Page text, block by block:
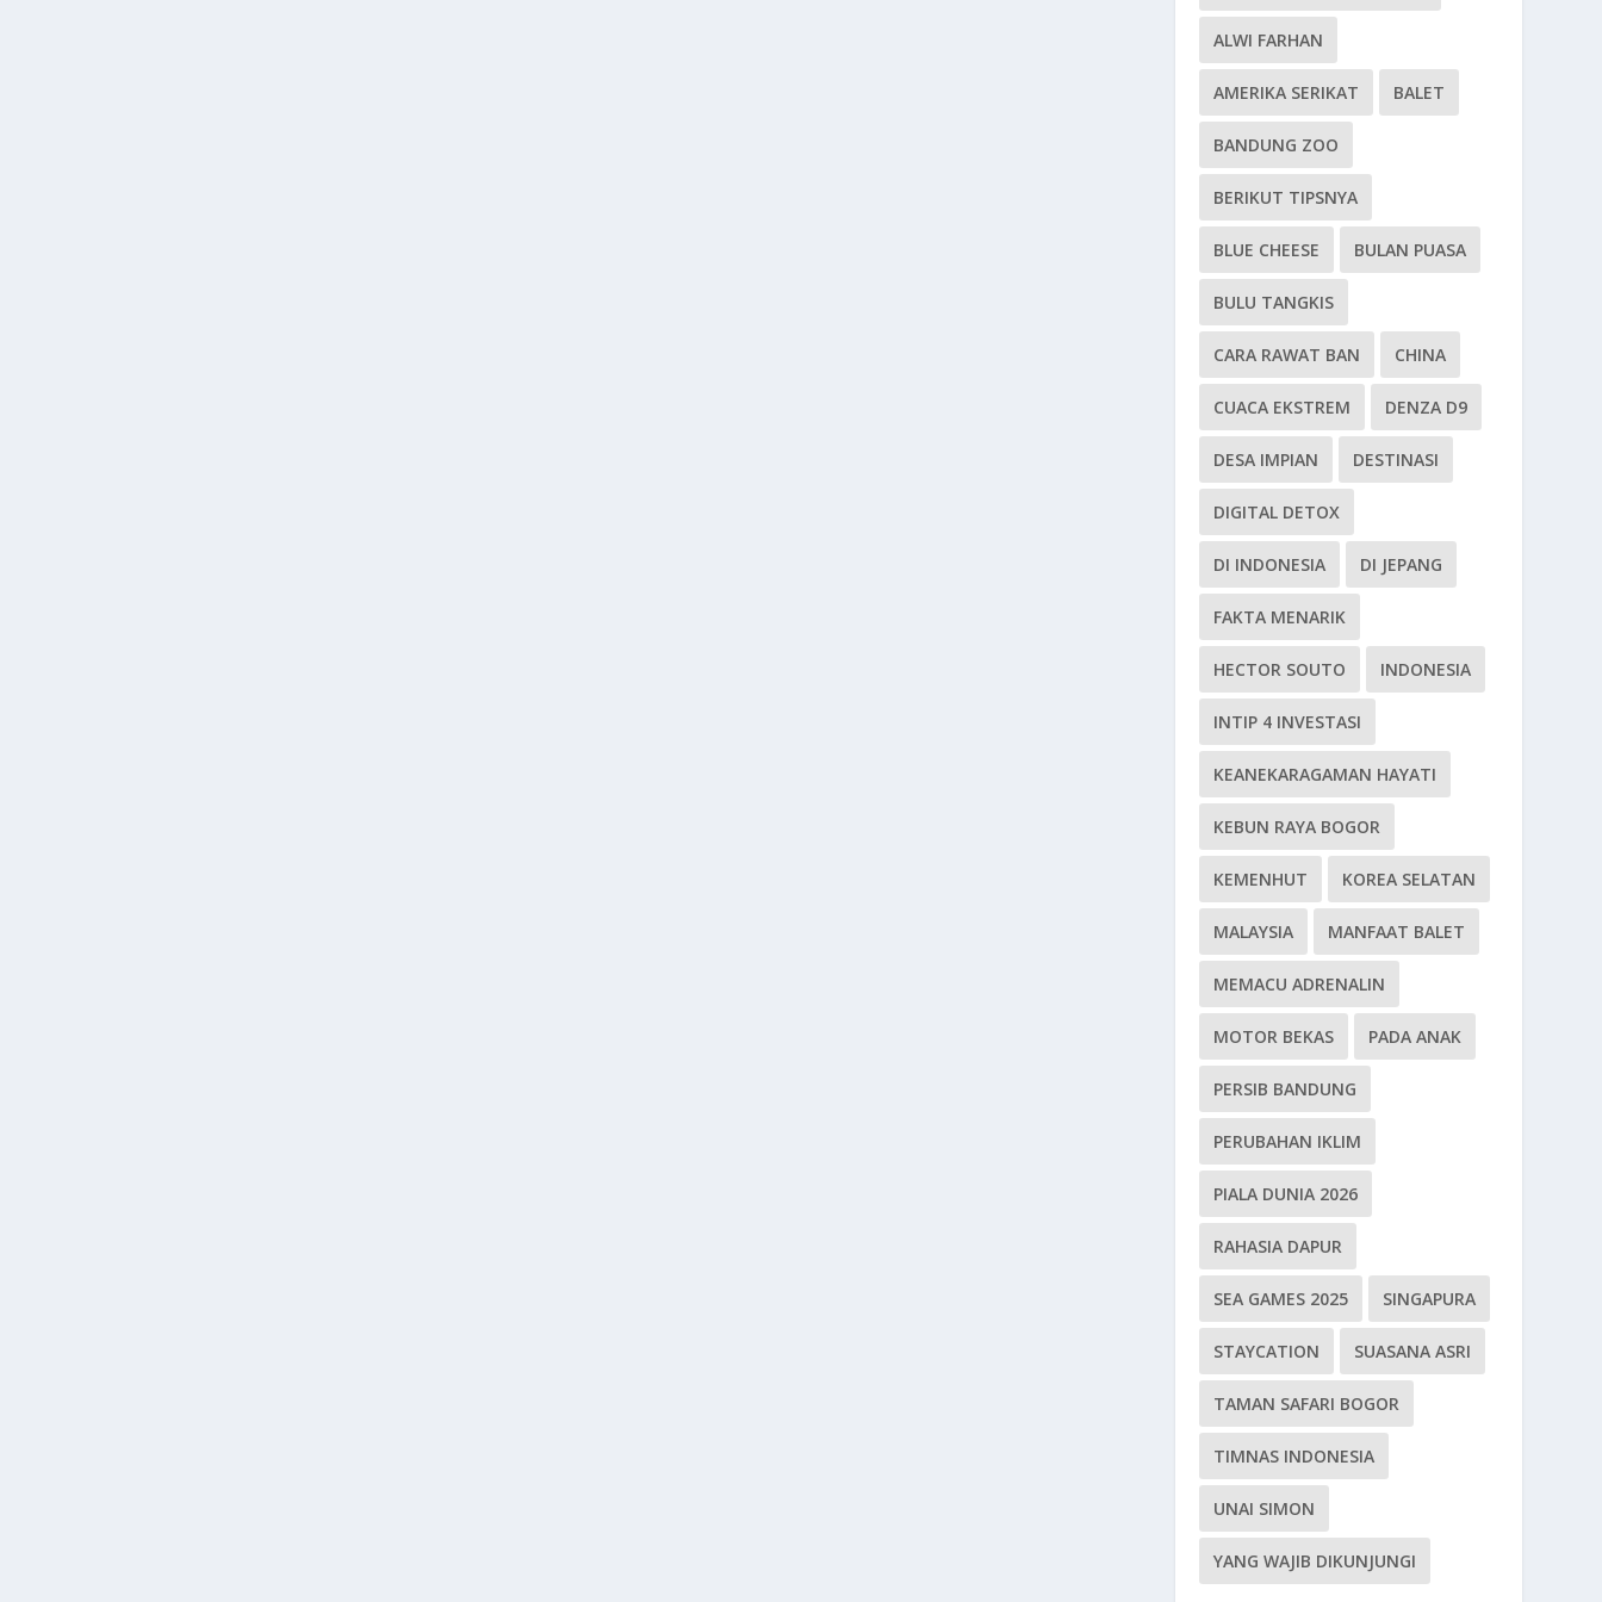
ALWI FARHAN
AMERIKA SERIKAT BALET
BANDUNG ZOO
BERIKUT TIPSNYA
BLUE CHEESE BULAN PUASA
BULU TANGKIS
CARA RAWAT BAN CHINA
CUACA EKSTREM DENZA D9
DESA IMPIAN DESTINASI
DIGITAL DETOX
DI INDONESIA DI JEPANG
FAKTA MENARIK
HECTOR SOUTO INDONESIA
INTIP 4 INVESTASI
KEANEKARAGAMAN HAYATI
KEBUN RAYA BOGOR
KEMENHUT KOREA SELATAN
MALAYSIA MANFAAT BALET
MEMACU ADRENALIN
MOTOR BEKAS PADA ANAK
PERSIB BANDUNG
PERUBAHAN IKLIM
PIALA DUNIA 2026
RAHASIA DAPUR
SEA GAMES 2025 SINGAPURA
STAYCATION SUASANA ASRI
TAMAN SAFARI BOGOR
TIMNAS INDONESIA
UNAI SIMON
YANG WAJIB DIKUNJUNGI